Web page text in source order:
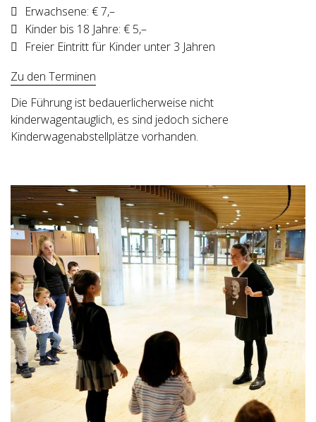
Erwachsene: € 7,–
Kinder bis 18 Jahre: € 5,–
Freier Eintritt für Kinder unter 3 Jahren
Zu den Terminen
Die Führung ist bedauerlicherweise nicht
kinderwagentauglich, es sind jedoch sichere
Kinderwagenabstellplätze vorhanden.